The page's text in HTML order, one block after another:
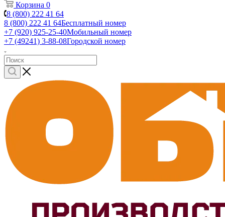
Корзина 0
8 (800) 222 41 64
8 (800) 222 41 64Бесплатный номер
+7 (920) 925-25-40Мобильный номер
+7 (49241) 3-88-08Городской номер